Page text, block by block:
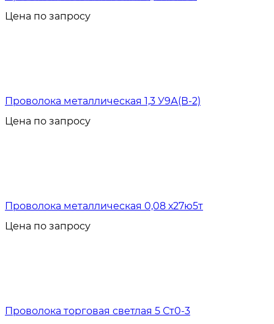
Цена по запросу
Проволока металлическая 1,3 У9А(В-2)
Цена по запросу
Проволока металлическая 0,08 х27ю5т
Цена по запросу
Проволока торговая светлая 5 Ст0-3